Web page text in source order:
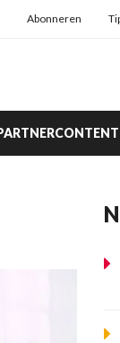
Abonneren